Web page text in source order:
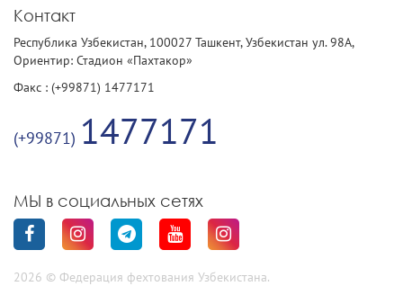
Контакт
Республика Узбекистан, 100027 Ташкент, Узбекистан ул. 98А,
Ориентир: Стадион «Пахтакор»
Факс : (+99871) 1477171
(+99871) 1477171
МЫ в социальных сетях
2026 © Федерация фехтования Узбекистана.